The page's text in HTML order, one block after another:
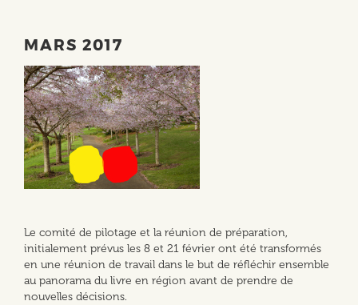
MARS 2017
Le comité de pilotage et la réunion de préparation,
initialement prévus les 8 et 21 février ont été transformés
en une réunion de travail dans le but de réfléchir ensemble
au panorama du livre en région avant de prendre de
nouvelles décisions.